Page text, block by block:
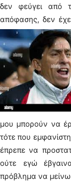
δεν φεύγει από
απόφασης, δεν
μου μπορούν να
τότε που
έπρεπε να
ούτε εγώ
πρόβλημα να μείνω